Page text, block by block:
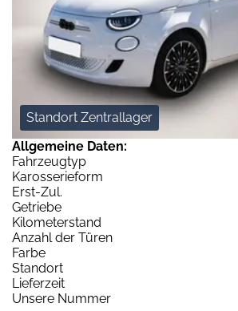
Standort Zentrallager
Allgemeine Daten:
Fahrzeugtyp
Karosserieform
Erst-Zul.
Getriebe
Kilometerstand
Anzahl der Türen
Farbe
Standort
Lieferzeit
Unsere Nummer